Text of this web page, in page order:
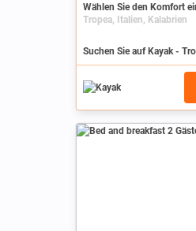
Wählen Sie den Komfort
Tropea, Italien, Kalabrien
Suchen Sie auf Kayak -